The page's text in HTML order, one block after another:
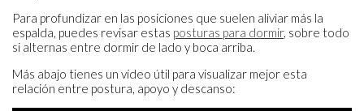
Para profundizar en las posiciones que suelen aliviar más la
espalda, puedes revisar estas posturas para dormir, sobre todo
si alternas entre dormir de lado y boca arriba.
Más abajo tienes un vídeo útil para visualizar mejor esta
relación entre postura, apoyo y descanso: